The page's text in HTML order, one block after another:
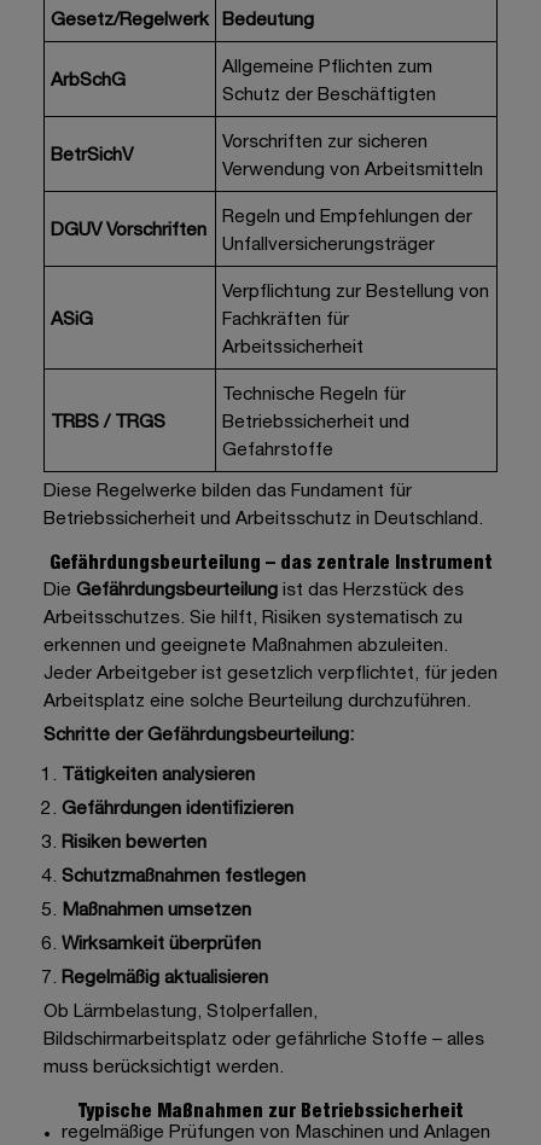
Gesetz/Regelwerk Bedeutung
ArbSchG
Allgemeine Pflichten zum
Schutz der Beschäftigten
BetrSichV
Vorschriften zur sicheren
Verwendung von Arbeitsmitteln
DGUV Vorschriften
Regeln und Empfehlungen der
Unfallversicherungsträger
ASiG
Verpflichtung zur Bestellung von
Fachkräften für
Arbeitssicherheit
TRBS / TRGS
Technische Regeln für
Betriebssicherheit und
Gefahrstoffe
Diese Regelwerke bilden das Fundament für
Betriebssicherheit und Arbeitsschutz in Deutschland.
Gefährdungsbeurteilung – das zentrale Instrument
Die Gefährdungsbeurteilung ist das Herzstück des
Arbeitsschutzes. Sie hilft, Risiken systematisch zu
erkennen und geeignete Maßnahmen abzuleiten.
Jeder Arbeitgeber ist gesetzlich verpflichtet, für jeden
Arbeitsplatz eine solche Beurteilung durchzuführen.
Schritte der Gefährdungsbeurteilung:
Tätigkeiten analysieren
Gefährdungen identifizieren
Risiken bewerten
Schutzmaßnahmen festlegen
Maßnahmen umsetzen
Wirksamkeit überprüfen
Regelmäßig aktualisieren
Ob Lärmbelastung, Stolperfallen,
Bildschirmarbeitsplatz oder gefährliche Stoffe – alles
muss berücksichtigt werden.
Typische Maßnahmen zur Betriebssicherheit
regelmäßige Prüfungen von Maschinen und Anlagen